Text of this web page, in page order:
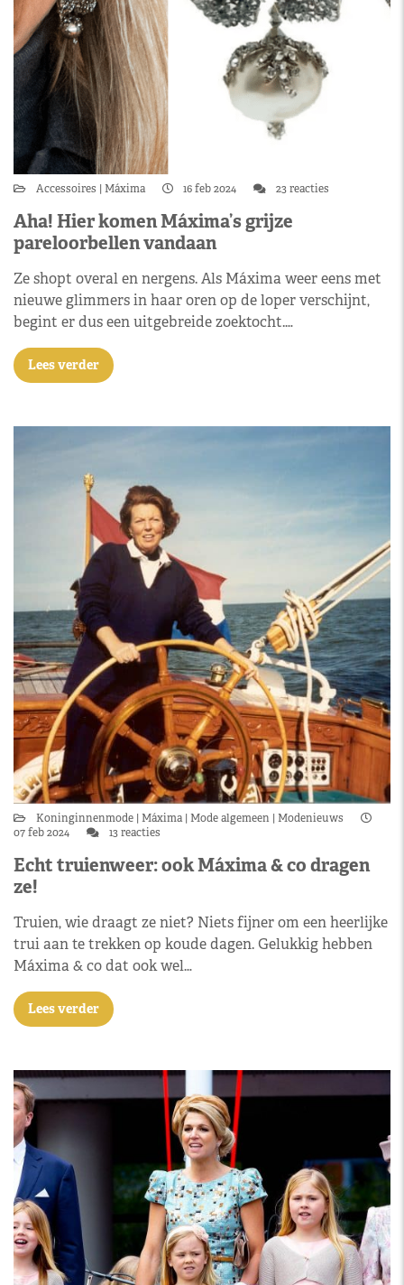
Accessoires Máxima 16 feb 2024 23 reacties
Aha! Hier komen Máxima’s grijze
pareloorbellen vandaan
Ze shopt overal en nergens. Als Máxima weer eens met
nieuwe glimmers in haar oren op de loper verschijnt,
begint er dus een uitgebreide zoektocht.…
Lees verder
Koninginnenmode Máxima Mode algemeen Modenieuws
07 feb 2024
13 reacties
Echt truienweer: ook Máxima & co dragen
ze!
Truien, wie draagt ze niet? Niets fijner om een heerlijke
trui aan te trekken op koude dagen. Gelukkig hebben
Máxima & co dat ook wel…
Lees verder